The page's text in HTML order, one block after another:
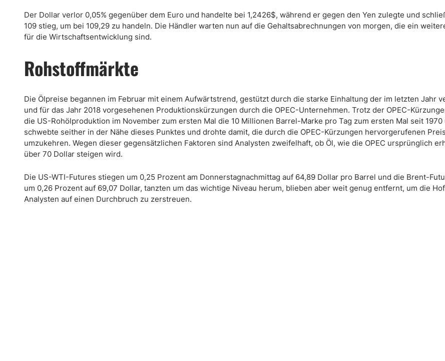
Der Dollar verlor 0,05% gegenüber dem Euro und handelte bei 1,2426$, während er gegen den Yen zulegte und
109 stieg, um bei 109,29 zu handeln. Die Händler warten nun auf die Gehaltsabrechnungen von morgen, die ein
für die Wirtschaftsentwicklung sind.
Rohstoffmärkte
Die Ölpreise begannen im Februar mit einem Aufwärtstrend, gestützt durch die starke Einhaltung der im letzten Jahr
und für das Jahr 2018 vorgesehenen Produktionskürzungen durch die OPEC-Unternehmen. Trotz der OPEC-
die US-Rohölproduktion im November zum ersten Mal die 10 Millionen Barrel-Marke pro Tag zum ersten Mal seit 1970
schwebte seither in der Nähe dieses Punktes und drohte damit, die durch die OPEC-Kürzungen hervorgerufenen
umzukehren. Wegen dieser gegensätzlichen Faktoren sind Analysten zweifelhaft, ob Öl, wie die OPEC ursprünglich
über 70 Dollar steigen wird.
Die US-WTI-Futures stiegen um 0,25 Prozent am Donnerstagnachmittag auf 64,89 Dollar pro Barrel und die Brent-
um 0,26 Prozent auf 69,07 Dollar, tanzten um das wichtige Niveau herum, blieben aber weit genug entfernt, um die
Analysten auf einen Durchbruch zu zerstreuen.